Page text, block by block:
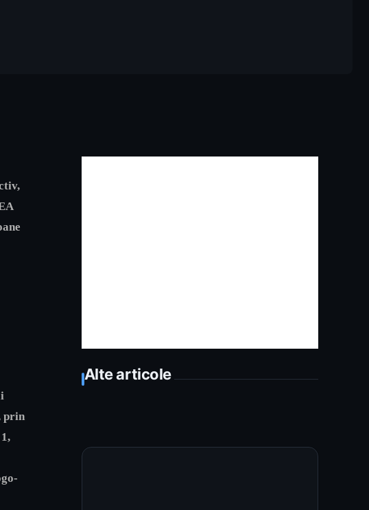
prin
Alte articole